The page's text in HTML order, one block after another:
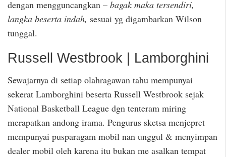
dengan mengguncangkan – bagak maka tersendiri,
langka beserta indah, sesuai yg digambarkan Wilson
tunggal.
Russell Westbrook | Lamborghini
Sewajarnya di setiap olahragawan tahu mempunyai
sekerat Lamborghini beserta Russell Westbrook sejak
National Basketball League dgn tenteram miring
merapatkan andong irama. Pengurus sketsa menjepret
mempunyai pusparagam mobil nan unggul & menyimpan
dealer mobil oleh karena itu bukan me asalkan tempat